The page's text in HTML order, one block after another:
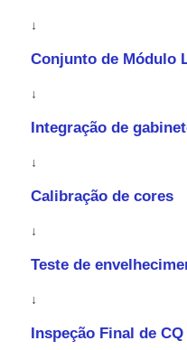
↓
Conjunto de Módulo
↓
Integração de
↓
Calibração de cores
↓
Teste de
↓
Inspeção Final de CQ